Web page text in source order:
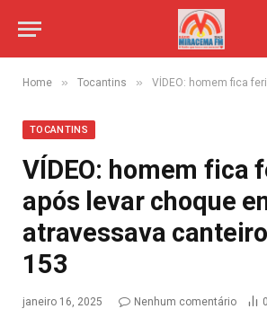
Home » Tocantins » VÍDEO: homem fica ferido após levar choque
TOCANTINS
VÍDEO: homem fica
após levar choque
atravessava
153
janeiro 16, 2025 Nenhum comentário 0